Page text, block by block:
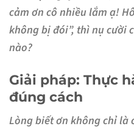
cảm ơn cô nhiều lắm ạ!
không bị đói”, thì nụ cười
nào?
Giải pháp: Thực
đúng cách
Lòng biết ơn không chỉ là